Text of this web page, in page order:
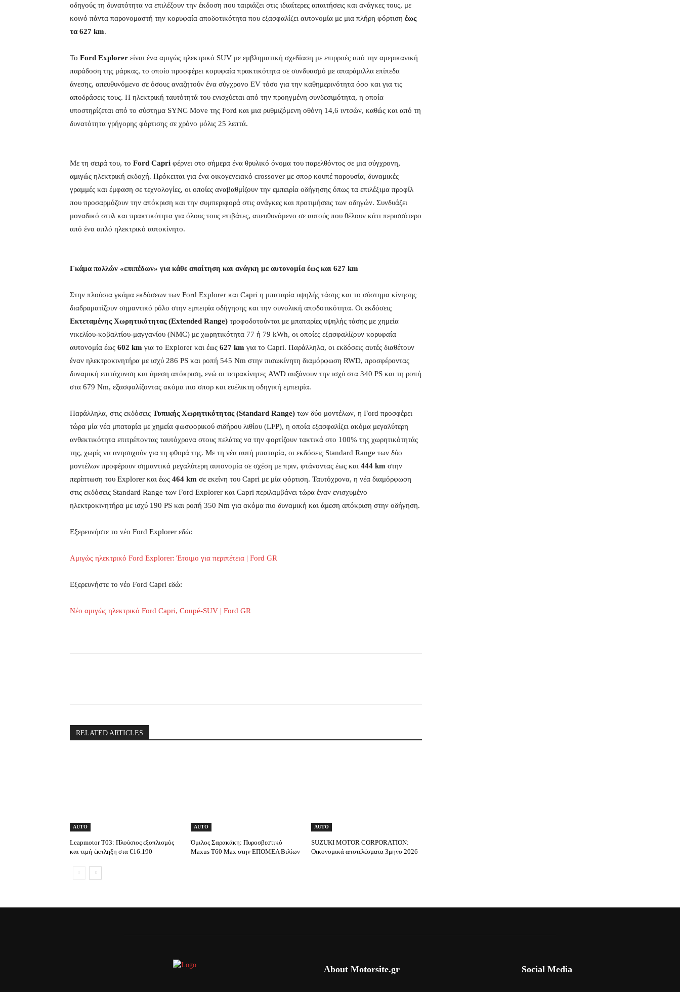
οδηγούς τη δυνατότητα να επιλέξουν την έκδοση που ταιριάζει στις ιδιαίτερες απαιτήσεις και ανάγκες τους, με
κοινό πάντα παρονομαστή την κορυφαία αποδοτικότητα που εξασφαλίζει αυτονομία με μια πλήρη φόρτιση έως
τα 627 km.
Το Ford Explorer είναι ένα αμιγώς ηλεκτρικό SUV με εμβληματική σχεδίαση με επιρροές από την αμερικανική
παράδοση της μάρκας, το οποίο προσφέρει κορυφαία πρακτικότητα σε συνδυασμό με απαράμιλλα επίπεδα
άνεσης, απευθυνόμενο σε όσους αναζητούν ένα σύγχρονο EV τόσο για την καθημερινότητα όσο και για τις
αποδράσεις τους. Η ηλεκτρική ταυτότητά του ενισχύεται από την προηγμένη συνδεσιμότητα, η οποία
υποστηρίζεται από το σύστημα SYNC Move της Ford και μια ρυθμιζόμενη οθόνη 14,6 ιντσών, καθώς και από τη
δυνατότητα γρήγορης φόρτισης σε χρόνο μόλις 25 λεπτά.
Με τη σειρά του, το Ford Capri φέρνει στο σήμερα ένα θρυλικό όνομα του παρελθόντος σε μια σύγχρονη,
αμιγώς ηλεκτρική εκδοχή. Πρόκειται για ένα οικογενειακό crossover με σπορ κουπέ παρουσία, δυναμικές
γραμμές και έμφαση σε τεχνολογίες, οι οποίες αναβαθμίζουν την εμπειρία οδήγησης όπως τα επιλέξιμα προφίλ
που προσαρμόζουν την απόκριση και την συμπεριφορά στις ανάγκες και προτιμήσεις των οδηγών. Συνδυάζει
μοναδικό στυλ και πρακτικότητα για όλους τους επιβάτες, απευθυνόμενο σε αυτούς που θέλουν κάτι περισσότερο
από ένα απλό ηλεκτρικό αυτοκίνητο.
Γκάμα πολλών «επιπέδων» για κάθε απαίτηση και ανάγκη με αυτονομία έως και 627 km
Στην πλούσια γκάμα εκδόσεων των Ford Explorer και Capri η μπαταρία υψηλής τάσης και το σύστημα κίνησης
διαδραματίζουν σημαντικό ρόλο στην εμπειρία οδήγησης και την συνολική αποδοτικότητα. Οι εκδόσεις
Εκτεταμένης Χωρητικότητας (Extended Range) τροφοδοτούνται με μπαταρίες υψηλής τάσης με χημεία
νικελίου-κοβαλτίου-μαγγανίου (NMC) με χωρητικότητα 77 ή 79 kWh, οι οποίες εξασφαλίζουν κορυφαία
αυτονομία έως 602 km για το Explorer και έως 627 km για το Capri. Παράλληλα, οι εκδόσεις αυτές διαθέτουν
έναν ηλεκτροκινητήρα με ισχύ 286 PS και ροπή 545 Nm στην πισωκίνητη διαμόρφωση RWD, προσφέροντας
δυναμική επιτάχυνση και άμεση απόκριση, ενώ οι τετρακίνητες AWD αυξάνουν την ισχύ στα 340 PS και τη ροπή
στα 679 Nm, εξασφαλίζοντας ακόμα πιο σπορ και ευέλικτη οδηγική εμπειρία.
Παράλληλα, στις εκδόσεις Τυπικής Χωρητικότητας (Standard Range) των δύο μοντέλων, η Ford προσφέρει
τώρα μία νέα μπαταρία με χημεία φωσφορικού σιδήρου λιθίου (LFP), η οποία εξασφαλίζει ακόμα μεγαλύτερη
ανθεκτικότητα επιτρέποντας ταυτόχρονα στους πελάτες να την φορτίζουν τακτικά στο 100% της χωρητικότητάς
της, χωρίς να ανησυχούν για τη φθορά της. Με τη νέα αυτή μπαταρία, οι εκδόσεις Standard Range των δύο
μοντέλων προφέρουν σημαντικά μεγαλύτερη αυτονομία σε σχέση με πριν, φτάνοντας έως και 444 km στην
περίπτωση του Explorer και έως 464 km σε εκείνη του Capri με μία φόρτιση. Ταυτόχρονα, η νέα διαμόρφωση
στις εκδόσεις Standard Range των Ford Explorer και Capri περιλαμβάνει τώρα έναν ενισχυμένο
ηλεκτροκινητήρα με ισχύ 190 PS και ροπή 350 Nm για ακόμα πιο δυναμική και άμεση απόκριση στην οδήγηση.
Εξερευνήστε το νέο Ford Explorer εδώ:
Αμιγώς ηλεκτρικό Ford Explorer: Έτοιμο για περιπέτεια | Ford GR
Εξερευνήστε το νέο Ford Capri εδώ:
Νέο αμιγώς ηλεκτρικό Ford Capri, Coupé-SUV | Ford GR
RELATED ARTICLES
AUTO
Leapmotor T03: Πλούσιος εξοπλισμός
και τιμή-έκπληξη στα €16.190
AUTO
Όμιλος Σαρακάκη: Πυροσβεστικό
Maxus T60 Max στην ΕΠΟΜΕΑ Βιλίων
AUTO
SUZUKI MOTOR CORPORATION:
Οικονομικά αποτελέσματα 3μηνο 2026
About Motorsite.gr Social Media